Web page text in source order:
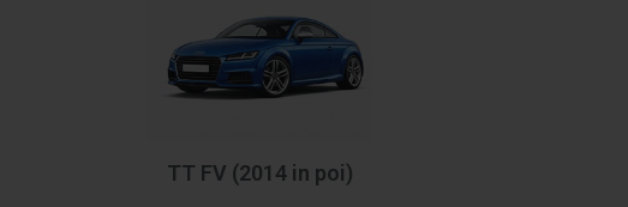
TT FV (2014 in poi)